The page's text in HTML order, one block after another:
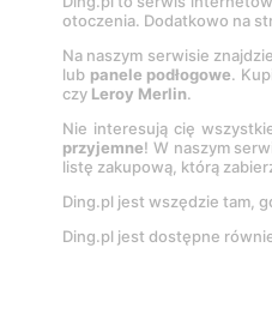
otoczenia. Dodatkowo na
Na naszym serwisie
lub panele podłogowe.
czy Leroy Merlin.
Nie interesują cię
przyjemne! W naszym
listę zakupową, którą
Ding.pl jest wszędzie tam,
Ding.pl jest dostępne